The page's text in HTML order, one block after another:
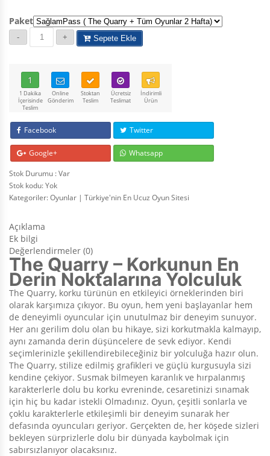
Paket
Sepete Ekle
1
1 Dakika
İçerisinde
Teslim
Online
Gönderim
Stoktan
Teslim
Ücretsiz
Teslimat
İndirimli
Ürün
Facebook Twitter
Google+
Whatsapp
Stok Durumu : Var
Stok kodu:Yok
Kategoriler:Oyunlar | Türkiye'nin En Ucuz Oyun Sitesi
Açıklama
Ek bilgi
Değerlendirmeler (0)
The Quarry – Korkunun En
Derin Noktalarına Yolculuk
The Quarry, korku türünün en etkileyici örneklerinden biri
olarak karşımıza çıkıyor. Bu oyun, hem yeni başlayanlar hem
de deneyimli oyuncular için unutulmaz bir deneyim sunuyor.
Her anı gerilim dolu olan bu hikaye, sizi korkutmakla kalmayıp,
aynı zamanda derin düşüncelere de sevk ediyor. Kendi
seçimlerinizle şekillendirebileceğiniz bir yolculuğa hazır olun.
The Quarry, stilize edilmiş grafikleri ve güçlü kurgusuyla sizi
kendine çekiyor. Susmak bilmeyen karanlık ve hırpalanmış
karakterlerle dolu bu korku evreninde, cesaretinizi sınamak
için hiç bu kadar istekli Olmadınız. Oyun, çeşitli sonlarla ve
çoklu karakterlerle etkileşimli bir deneyim sunarak her
defasında oyuncuları geriyor. Gerçekten de, her köşede sizleri
bekleyen sürprizlerle dolu bir dünyada kaybolmak için
sabırsızlanıyor olacaksınız.